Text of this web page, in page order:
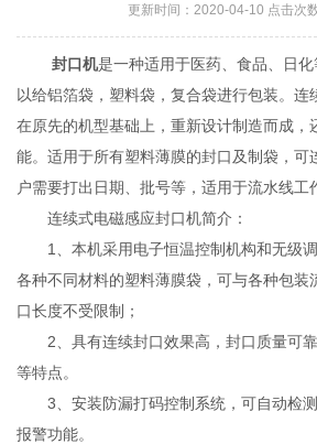
更新时间：2020-04-10 点击次
封口机是一种适用于医药、食品、日
以给铝箔袋，塑料袋，复合袋进行包装。连
在原先的机型基础上，重新设计制造而成，
能。适用于所有塑料薄膜的封口及制袋，可
户需要打出日期、批号等，适用于流水线工
连续式电磁感应封口机简介：
1、本机采用电子恒温控制机构和无级调
各种不同材料的塑料薄膜袋，可与各种包装
口长度不受限制；
2、具有连续封口效果高，封口质量可靠
等特点。
3、安装防漏打码控制系统，可自动检测
报警功能。